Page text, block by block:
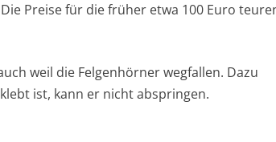
Preise für die früher etwa 100 Euro
weil die Felgenhörner wegfallen. Dazu
ist, kann er nicht abspringen.